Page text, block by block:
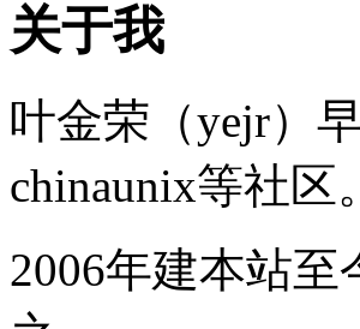
关于我
叶金荣（yejr）
chinaunix等社区。
2006年建本站